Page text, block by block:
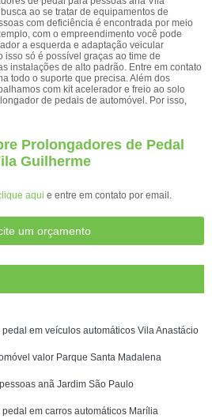
ao se tratar de equipamentos de
com deficiência é encontrada por meio
com o empreendimento você pode
a esquerda e adaptação veicular
só é possível graças ao time de
instalações de alto padrão. Entre em contato
todo o suporte que precisa. Além dos
com kit acelerador e freio ao solo
de pedais de automóvel. Por isso,
Prolongadores de Pedal
Guilherme
aqui e entre em contato por email.
um orçamento
em veículos automáticos Vila Anastácio
valor Parque Santa Madalena
anã Jardim São Paulo
em carros automáticos Marília